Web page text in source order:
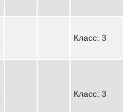
Класс: 3
Класс: 3